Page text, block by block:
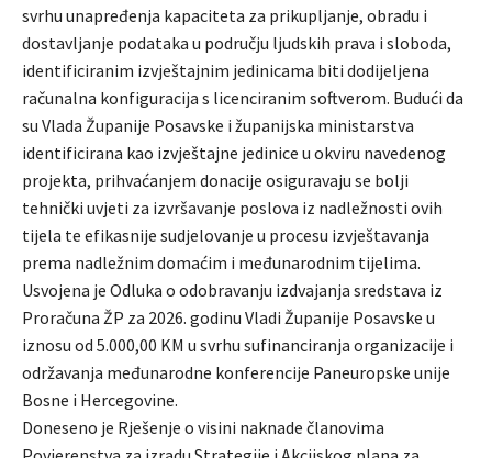
svrhu unapređenja kapaciteta za prikupljanje, obradu i
dostavljanje podataka u području ljudskih prava i sloboda,
identificiranim izvještajnim jedinicama biti dodijeljena
računalna konfiguracija s licenciranim softverom. Budući da
su Vlada Županije Posavske i županijska ministarstva
identificirana kao izvještajne jedinice u okviru navedenog
projekta, prihvaćanjem donacije osiguravaju se bolji
tehnički uvjeti za izvršavanje poslova iz nadležnosti ovih
tijela te efikasnije sudjelovanje u procesu izvještavanja
prema nadležnim domaćim i međunarodnim tijelima.
Usvojena je Odluka o odobravanju izdvajanja sredstava iz
Proračuna ŽP za 2026. godinu Vladi Županije Posavske u
iznosu od 5.000,00 KM u svrhu sufinanciranja organizacije i
održavanja međunarodne konferencije Paneuropske unije
Bosne i Hercegovine.
Doneseno je Rješenje o visini naknade članovima